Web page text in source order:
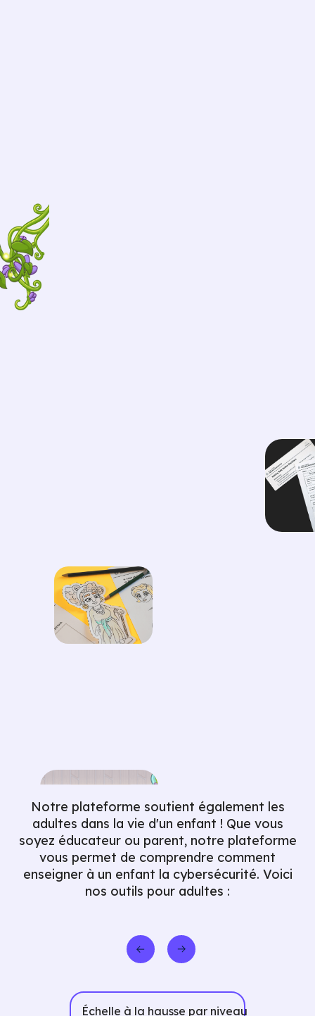
Notre plateforme soutient également les
adultes dans la vie d'un enfant ! Que vous
soyez éducateur ou parent, notre plateforme
vous permet de comprendre comment
enseigner à un enfant la cybersécurité. Voici
nos outils pour adultes :
Échelle à la hausse par